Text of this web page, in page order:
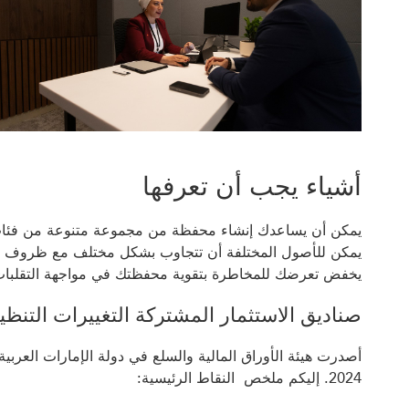
أشياء يجب أن تعرفها
يمكن أن يساعدك إنشاء محفظة من مجموعة متنوعة من فئات
يمكن للأصول المختلفة أن تتجاوب بشكل مختلف مع ظروف
يخفض تعرضك للمخاطرة بتقوية محفظتك في مواجهة
صناديق الاستثمار المشتركة التغييرات التنظيمية
2024. إليكم ‏ملخص‏ ‏ النقاط الرئيسية: